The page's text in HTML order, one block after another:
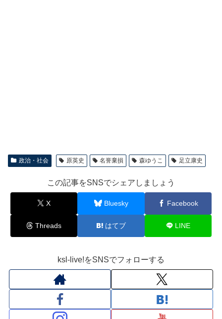
政治・社会 原英史 名誉棄損 森ゆうこ 足立康史
この記事をSNSでシェアしましょう
X Bluesky Facebook
Threads はてブ LINE
ksl-live!をSNSでフォローする